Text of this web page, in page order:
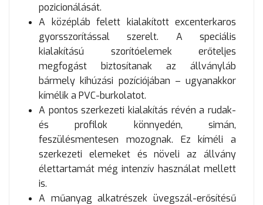
pozicionálását.
A középláb felett kialakított excenterkaros
gyorsszorítással szerelt. A speciális
kialakítású szorítóelemek erőteljes
megfogást biztosítanak az állványláb
bármely kihúzási pozíciójában – ugyanakkor
kímélik a PVC-burkolatot.
A pontos szerkezeti kialakítás révén a rudak-
és profilok könnyedén, simán,
feszülésmentesen mozognak. Ez kíméli a
szerkezeti elemeket és növeli az állvány
élettartamát még intenzív használat mellett
is.
A műanyag alkatrészek üvegszál-erősítésű